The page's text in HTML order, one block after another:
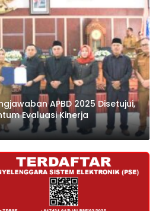
APBD 2025 Disetujui,
Evaluasi Kinerja